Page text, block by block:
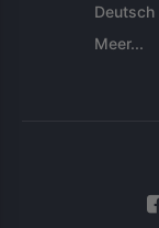
Deutsch
Meer...